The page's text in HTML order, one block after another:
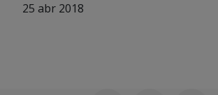
25 abr 2018